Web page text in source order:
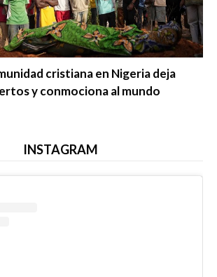
cristiana en Nigeria deja
y conmociona al mundo
INSTAGRAM